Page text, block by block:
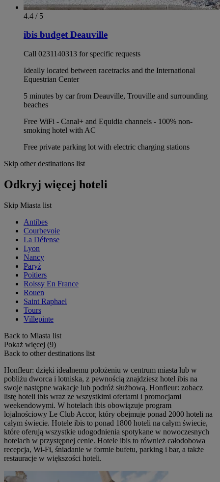
4.4 / 5
ibis budget Deauville
Call 0231140313 for specific requests
Ideally located between racetracks and the International
Equestrian Center
5 minutes by car from Deauville, Trouville and surrounding
beaches
Free WiFi - Canal+ and Equidia channels - 100% non-
smoking hotel with AC
Free private parking lot with electric charging stations
Skip other destinations list
Odkryj więcej hoteli
Skip Miasta list
Antibes
Courbevoie
La Défense
Lyon
Nancy
Paryż
Poitiers
Roissy En France
Rouen
Saint Raphael
Tours
Villepinte
Back to Miasta list
Pokaż więcej (9)
Back to other destinations list
Honfleur: dzięki idealnemu położeniu w centrum miasta lub w
pobliżu dworca i lotniska, z pewnością znajdziesz hotel ibis na
swoje następne wakacje lub podróż służbową. Honfleur: zobacz
listę hoteli ibis wraz ze wszystkimi ofertami i promocjami
weekendowymi. W hotelach ibis obowiązuje program
lojalnościowy Le Club Accor, który obejmuje ponad 2000 hoteli na
całym świecie. Hotele ibis to ponad 1800 hoteli na całym świecie,
które oferują wszystkie udogodnienia spotykane w nowoczesnych
hotelach w przystępnej cenie. Hotele ibis to również całodobowa
recepcja, Wi-Fi, śniadanie w formie bufetu, parking i bar, a także
restauracje w większości hoteli.